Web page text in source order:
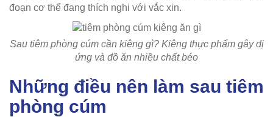
đoạn cơ thể đang thích nghi với vắc xin.
Sau tiêm phòng cúm cần kiêng gì? Kiêng thực phẩm gây dị
ứng và đồ ăn nhiều chất béo
Những điều nên làm sau tiêm
phòng cúm